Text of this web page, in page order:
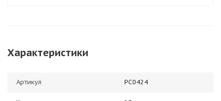
Характеристики
Артикул РС0424